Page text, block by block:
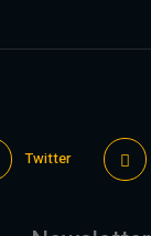
Twitter